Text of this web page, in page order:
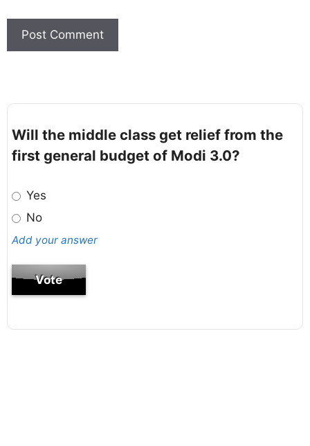
Will the middle class get relief from the
first general budget of Modi 3.0?
Yes
No
Add your answer